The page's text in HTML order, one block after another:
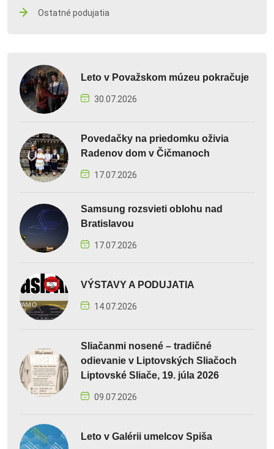
Ostatné podujatia
Leto v Považskom múzeu pokračuje
30.07.2026
Povedačky na priedomku oživia
Radenov dom v Čičmanoch
17.07.2026
Samsung rozsvieti oblohu nad
Bratislavou
17.07.2026
VÝSTAVY A PODUJATIA
14.07.2026
Sliačanmi nosené – tradičné
odievanie v Liptovských Sliačoch
Liptovské Sliače, 19. júla 2026
09.07.2026
Leto v Galérii umelcov Spiša